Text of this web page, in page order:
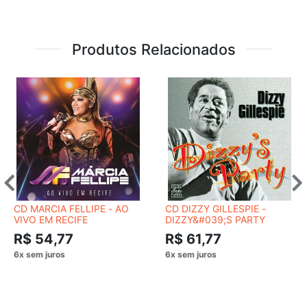
Produtos Relacionados
CD MARCIA FELLIPE - AO
VIVO EM RECIFE
R$ 54,77
CD DIZZY GILLESPIE -
DIZZY&#039;S PARTY
R$ 61,77